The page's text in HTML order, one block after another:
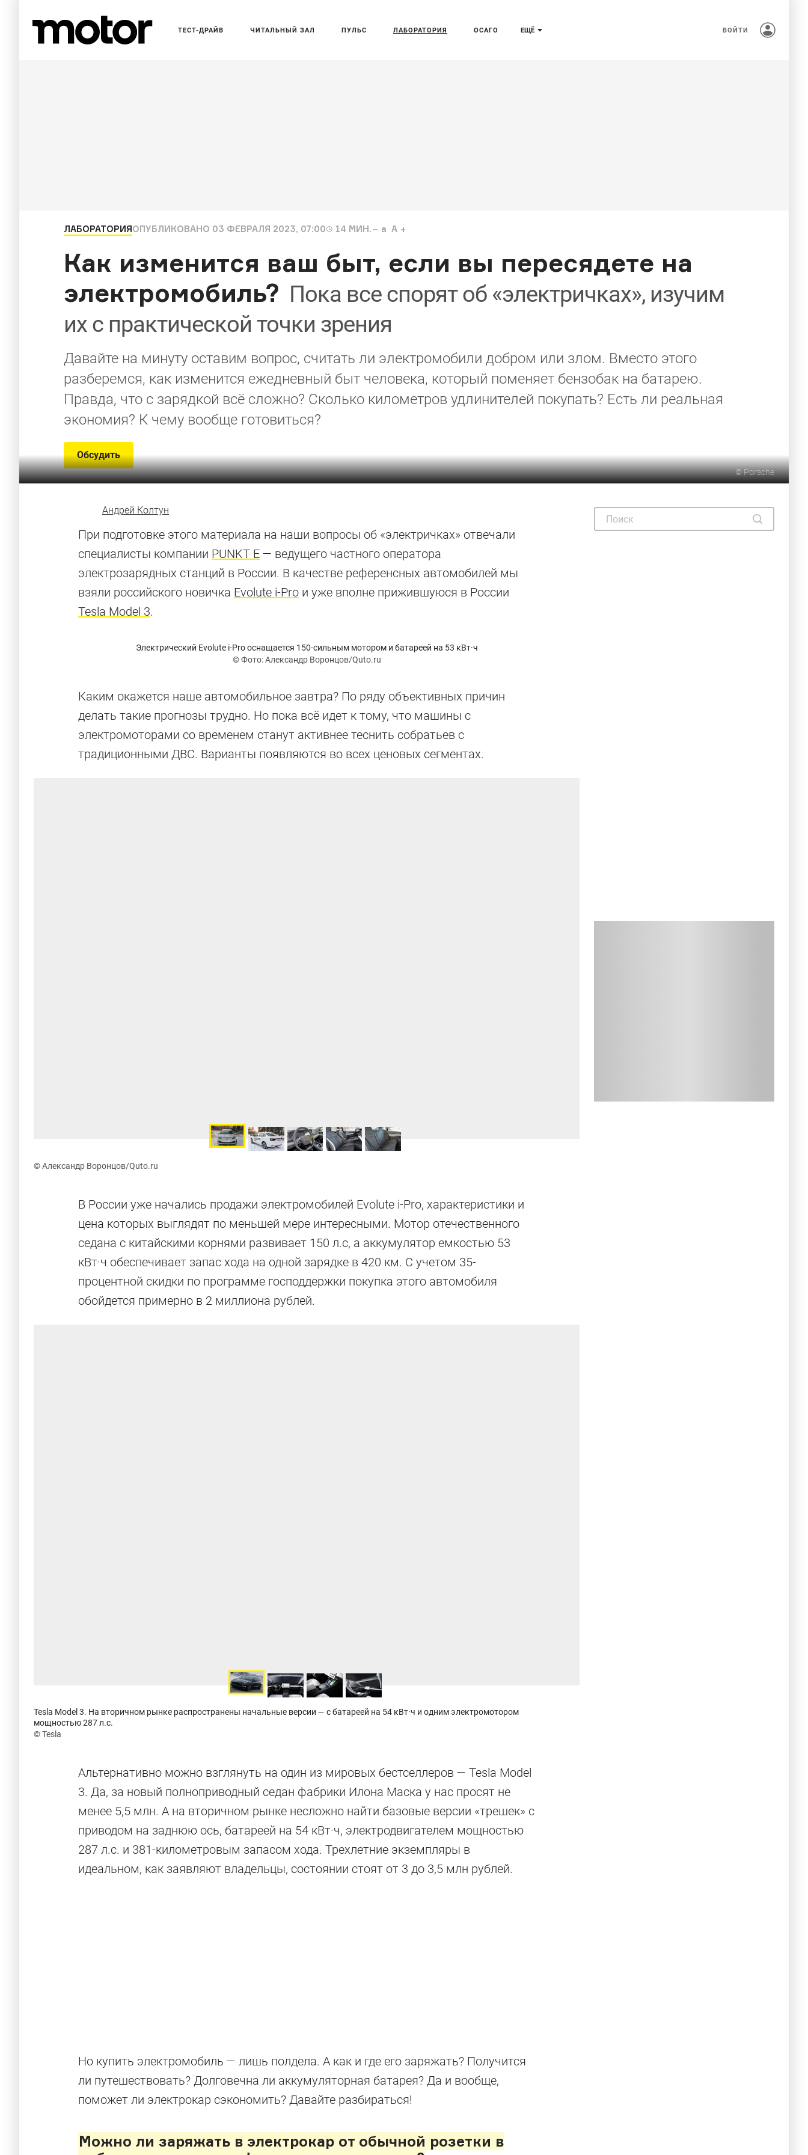
ЕЩЁ
ТЕСТ-ДРАЙВ ЧИТАЛЬНЫЙ ЗАЛ ПУЛЬС ЛАБОРАТОРИЯ ОСАГО ВОЙТИ
ЛАБОРАТОРИЯОПУБЛИКОВАНО 03 ФЕВРАЛЯ 2023, 07:00 14 МИН. a A
Как изменится ваш быт, если вы пересядете на
электромобиль? Пока все спорят об «электричках», изучим
их с практической точки зрения
Давайте на минуту оставим вопрос, считать ли электромобили добром или злом. Вместо этого
разберемся, как изменится ежедневный быт человека, который поменяет бензобак на батарею.
Правда, что с зарядкой всё сложно? Сколько километров удлинителей покупать? Есть ли реальная
экономия? К чему вообще готовиться?
Обсудить
©Porsche
Андрей Колтун
При подготовке этого материала на наши вопросы об «электричках» отвечали
специалисты компании PUNKT E — ведущего частного оператора
электрозарядных станций в России. В качестве референсных автомобилей мы
взяли российского новичка Evolute i-Pro и уже вполне прижившуюся в России
Tesla Model 3.
Электрический Evolute i-Pro оснащается 150-сильным мотором и батареей на 53 кВт·ч
© Фото: Александр Воронцов/Quto.ru
Каким окажется наше автомобильное завтра? По ряду объективных причин
делать такие прогнозы трудно. Но пока всё идет к тому, что машины с
электромоторами со временем станут активнее теснить собратьев с
традиционными ДВС. Варианты появляются во всех ценовых сегментах.
© Александр Воронцов/Quto.ru
В России уже начались продажи электромобилей Evolute i-Pro, характеристики и
цена которых выглядят по меньшей мере интересными. Мотор отечественного
седана с китайскими корнями развивает 150 л.с, а аккумулятор емкостью 53
кВт·ч обеспечивает запас хода на одной зарядке в 420 км. С учетом 35-
процентной скидки по программе господдержки покупка этого автомобиля
обойдется примерно в 2 миллиона рублей.
Tesla Model 3. На вторичном рынке распространены начальные версии — с батареей на 54 кВт·ч и одним электромотором
мощностью 287 л.с.
© Tesla
Альтернативно можно взглянуть на один из мировых бестселлеров — Tesla Model
3. Да, за новый полноприводный седан фабрики Илона Маска у нас просят не
менее 5,5 млн. А на вторичном рынке несложно найти базовые версии «трешек» с
приводом на заднюю ось, батареей на 54 кВт·ч, электродвигателем мощностью
287 л.с. и 381-километровым запасом хода. Трехлетние экземпляры в
идеальном, как заявляют владельцы, состоянии стоят от 3 до 3,5 млн рублей.
Но купить электромобиль — лишь полдела. А как и где его заряжать? Получится
ли путешествовать? Долговечна ли аккумуляторная батарея? Да и вообще,
поможет ли электрокар сэкономить? Давайте разбираться!
Можно ли заряжать в электрокар от обычной розетки в